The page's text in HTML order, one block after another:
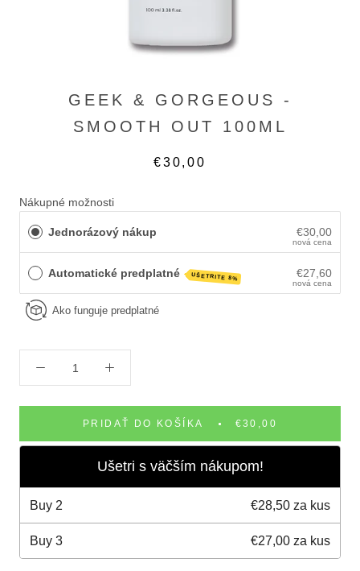
GEEK & GORGEOUS -
SMOOTH OUT 100ML
€30,00
Nákupné možnosti
Jednorázový nákup €30,00
nová cena
Automatické predplatné UŠETRITE 8% €27,60
nová cena
Ako funguje predplatné
PRIDAŤ DO KOŠÍKA €30,00
Ušetri s väčším nákupom!
Buy 2 €28,50 za kus
Buy 3 €27,00 za kus